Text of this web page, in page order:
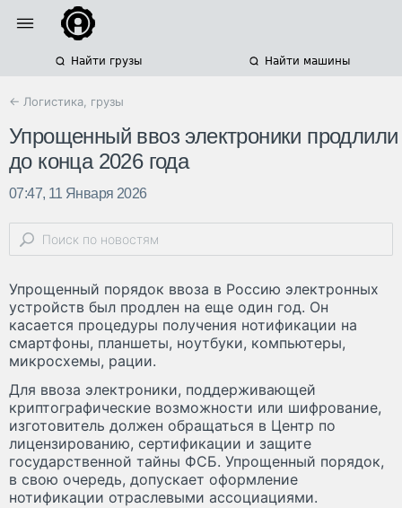
Найти грузы Найти машины
← Логистика, грузы
Упрощенный ввоз электроники продлили
до конца 2026 года
07:47, 11 Января 2026
Упрощенный порядок ввоза в Россию электронных
устройств был продлен на еще один год. Он
касается процедуры получения нотификации на
смартфоны, планшеты, ноутбуки, компьютеры,
микросхемы, рации.
Для ввоза электроники, поддерживающей
криптографические возможности или шифрование,
изготовитель должен обращаться в Центр по
лицензированию, сертификации и защите
государственной тайны ФСБ. Упрощенный порядок,
в свою очередь, допускает оформление
нотификации отраслевыми ассоциациями.